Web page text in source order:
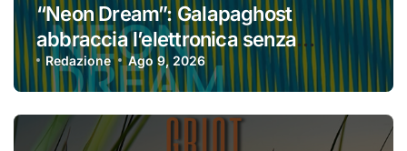
“Neon Dream”: Galapaghost
abbraccia l’elettronica senza
perdere la propria identità
Redazione Ago 9, 2026